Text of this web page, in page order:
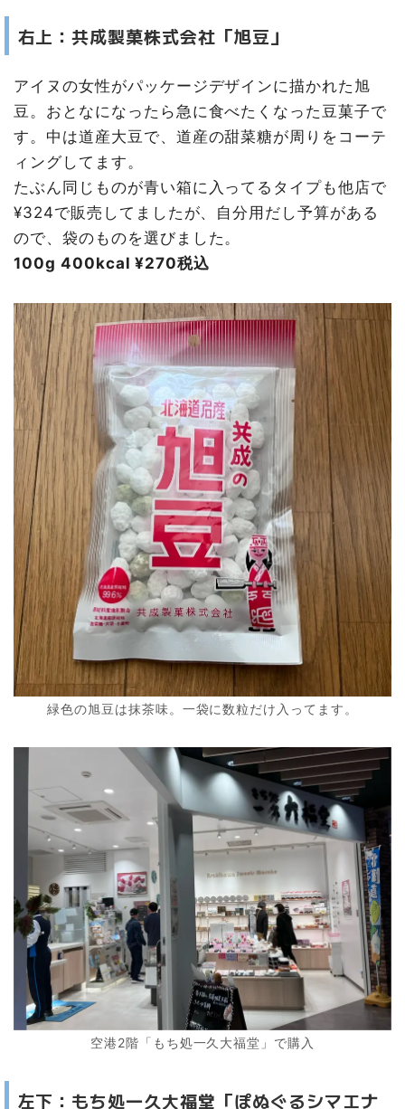
右上：共成製菓株式会社「旭豆」
アイヌの女性がパッケージデザインに描かれた旭
豆。おとなになったら急に食べたくなった豆菓子で
す。中は道産大豆で、道産の甜菜糖が周りをコーテ
ィングしてます。
たぶん同じものが青い箱に入ってるタイプも他店で
¥324で販売してましたが、自分用だし予算がある
ので、袋のものを選びました。
100g 400kcal ¥270税込
緑色の旭豆は抹茶味。一袋に数粒だけ入ってます。
空港2階「もち処一久大福堂」で購入
左下：もち処一久大福堂「ぽぬぐるシマエナ